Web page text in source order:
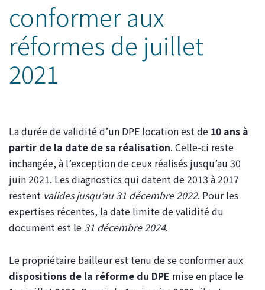
conformer aux
réformes de juillet
2021
La durée de validité d’un DPE location est de 10 ans à
partir de la date de sa réalisation. Celle-ci reste
inchangée, à l’exception de ceux réalisés jusqu’au 30
juin 2021. Les diagnostics qui datent de 2013 à 2017
restent valides jusqu’au 31 décembre 2022. Pour les
expertises récentes, la date limite de validité du
document est le 31 décembre 2024.
Le propriétaire bailleur est tenu de se conformer aux
dispositions de la réforme du DPE mise en place le